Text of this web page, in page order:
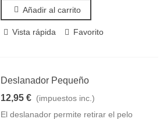
Añadir al carrito
Vista rápida Favorito
Deslanador Pequeño
12,95 € (impuestos inc.)
El deslanador permite retirar el pelo